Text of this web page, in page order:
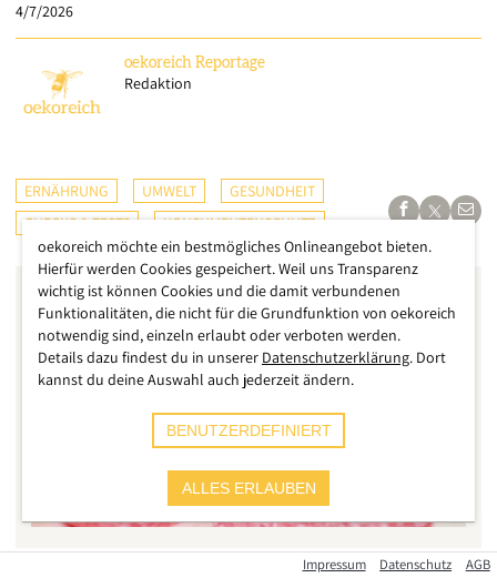
4/7/2026
oekoreich Reportage
Redaktion
ERNÄHRUNG UMWELT
GESUNDHEIT
CHECKS & TESTS
KONSUMENTENSCHUTZ
Impressum Datenschutz AGB
oekoreich möchte ein bestmögliches Onlineangebot bieten.
Hierfür werden Cookies gespeichert. Weil uns Transparenz
wichtig ist können Cookies und die damit verbundenen
Funktionalitäten, die nicht für die Grundfunktion von oekoreich
notwendig sind, einzeln erlaubt oder verboten werden.
Details dazu findest du in unserer Datenschutzerklärung. Dort
kannst du deine Auswahl auch jederzeit ändern.
BENUTZERDEFINIERT
ALLES ERLAUBEN